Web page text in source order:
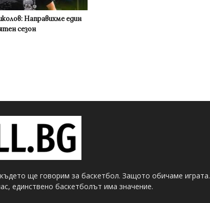
Направихме един
сезон
ще говорим за баскетбол. Защото обичаме играта.
единствено баскетболът има значение.